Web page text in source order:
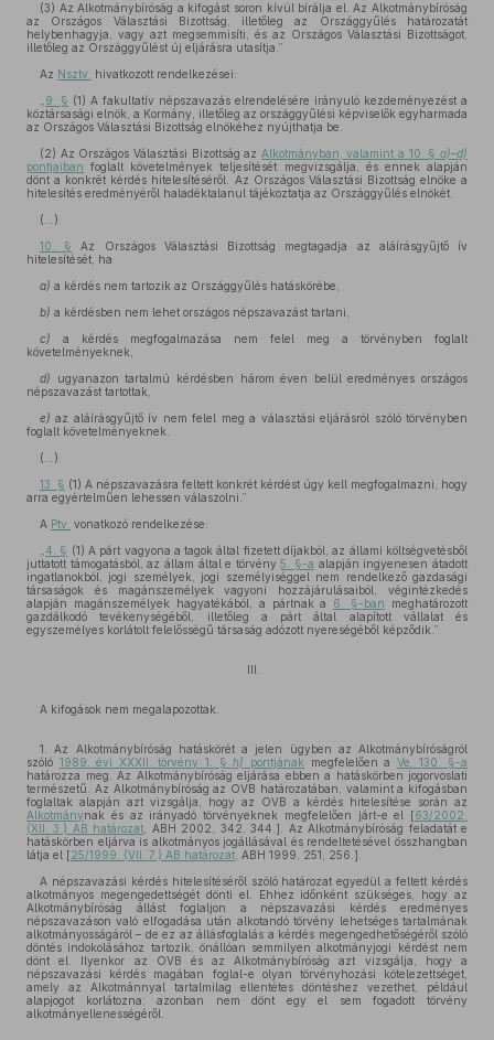
(3) Az Alkotmánybíróság a kifogást soron kívül bírálja el. Az Alkotmánybíróság
az Országos Választási Bizottság, illetőleg az Országgyűlés határozatát
helybenhagyja, vagy azt megsemmisíti, és az Országos Választási Bizottságot,
illetőleg az Országgyűlést új eljárásra utasítja.”
Az Nsztv.
hivatkozott rendelkezései:
9. § (1) A fakultatív népszavazás elrendelésére irányuló kezdeményezést a
köztársasági elnök, a Kormány, illetőleg az országgyűlési képviselők egyharmada
az Országos Választási Bizottság elnökéhez nyújthatja be.
(2) Az Országos Választási Bizottság az Alkotmányban, valamint a 10. §a)–d)
pontjaiban foglalt követelmények teljesítését megvizsgálja, és ennek alapján
dönt a konkrét kérdés hitelesítéséről. Az Országos Választási Bizottság elnöke a
hitelesítés eredményéről haladéktalanul tájékoztatja az Országgyűlés elnökét.
(...)
10. §
Az Országos Választási Bizottság megtagadja az aláírásgyűjtő ív
hitelesítését, ha
a) a kérdés nem tartozik az Országgyűlés hatáskörébe,
b) a kérdésben nem lehet országos népszavazást tartani,
c) a kérdés megfogalmazása nem felel meg a törvényben foglalt
követelményeknek,
d) ugyanazon tartalmú kérdésben három éven belül eredményes országos
népszavazást tartottak,
e) az aláírásgyűjtő ív nem felel meg a választási eljárásról szóló törvényben
foglalt követelményeknek.
(...)
13. § (1) A népszavazásra feltett konkrét kérdést úgy kell megfogalmazni, hogy
arra egyértelműen lehessen válaszolni.”
A Ptv. vonatkozó rendelkezése:
4. § (1) A párt vagyona a tagok által fizetett díjakból, az állami költségvetésből
juttatott támogatásból, az állam által e törvény5. §-a alapján ingyenesen átadott
ingatlanokból, jogi személyek, jogi személyiséggel nem rendelkező gazdasági
társaságok és magánszemélyek vagyoni hozzájárulásaiból, végintézkedés
alapján magánszemélyek hagyatékából, a pártnak a 6. §-ban meghatározott
gazdálkodó tevékenységéből, illetőleg a párt által alapított vállalat és
egyszemélyes korlátolt felelősségű társaság adózott nyereségéből képződik.”
III.
A kifogások nem megalapozottak.
1. Az Alkotmánybíróság hatáskörét a jelen ügyben az Alkotmánybíróságról
szóló 1989. évi XXXII. törvény 1. §h) pontjának megfelelően a Ve. 130. §-a
határozza meg. Az Alkotmánybíróság eljárása ebben a hatáskörben jogorvoslati
természetű. Az Alkotmánybíróság az OVB határozatában, valamint a kifogásban
foglaltak alapján azt vizsgálja, hogy az OVB a kérdés hitelesítése során az
Alkotmánynak és az irányadó törvényeknek megfelelően járt-e el [63/2002.
(XII. 3.) AB határozat , ABH 2002, 342, 344.]. Az Alkotmánybíróság feladatát e
hatáskörben eljárva is alkotmányos jogállásával és rendeltetésével összhangban
látja el [25/1999. (VII. 7.) AB határozat , ABH 1999, 251, 256.].
A népszavazási kérdés hitelesítéséről szóló határozat egyedül a feltett kérdés
alkotmányos megengedettségét dönti el. Ehhez időnként szükséges, hogy az
Alkotmánybíróság állást foglaljon a népszavazási kérdés eredményes
népszavazáson való elfogadása után alkotandó törvény lehetséges tartalmának
alkotmányosságáról – de ez az állásfoglalás a kérdés megengedhetőségéről szóló
döntés indokolásához tartozik, önállóan semmilyen alkotmányjogi kérdést nem
dönt el. Ilyenkor az OVB és az Alkotmánybíróság azt vizsgálja, hogy a
népszavazási kérdés magában foglal-e olyan törvényhozási kötelezettséget,
amely az Alkotmánnyal tartalmilag ellentétes döntéshez vezethet, például
alapjogot korlátozna; azonban nem dönt egy el sem fogadott törvény
alkotmányellenességéről.